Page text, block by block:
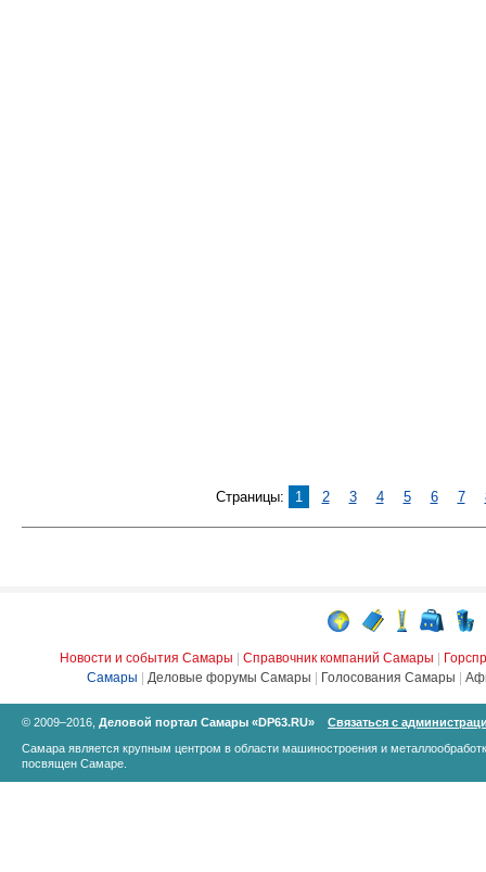
Страницы: 1 2 3 4 5 6 7
Новости и события Самары Справочник компаний Самары
Самары
Деловые форумы Самары Голосования Самары
© 2009–2016, Деловой портал Самары «DP63.RU»
Связаться с
Самара является крупным центром в области машиностроения и
посвящен Самаре.